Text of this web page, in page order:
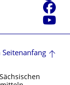
Youtube
Seitenanfang